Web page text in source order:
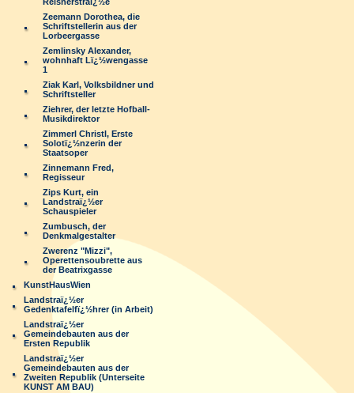
Zeemann Dorothea, die
Schriftstellerin aus der
Lorbeergasse
Zemlinsky Alexander,
wohnhaft Lï¿½wengasse
1
Ziak Karl, Volksbildner und
Schriftsteller
Ziehrer, der letzte Hofball-
Musikdirektor
Zimmerl Christl, Erste
Solotï¿½nzerin der
Staatsoper
Zinnemann Fred,
Regisseur
Zips Kurt, ein
Landstraï¿½er
Schauspieler
Zumbusch, der
Denkmalgestalter
Zwerenz "Mizzi",
Operettensoubrette aus
der Beatrixgasse
KunstHausWien
Landstraï¿½er
Gedenktafelfï¿½hrer (in Arbeit)
Landstraï¿½er
Gemeindebauten aus der
Ersten Republik
Landstraï¿½er
Gemeindebauten aus der
Zweiten Republik (Unterseite
KUNST AM BAU)